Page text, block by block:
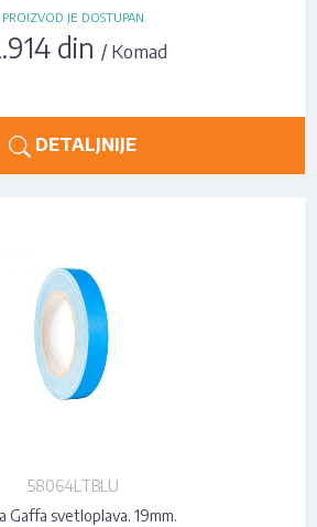
PROIZVOD JE DOSTUPAN
din / Komad
DETALJNIJE
58064LTBLU
Gaffa svetloplava. 19mm.